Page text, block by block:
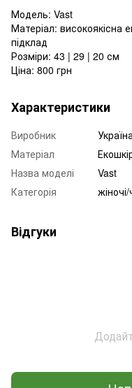
Модель: Vast
Матеріал: високоякісна
підклад
Розміри: 43 | 29 | 20 см
Ціна: 800 грн
Характеристики
Виробник
Україна
Матеріал
Назва моделі
Vast
Категорія
жіночі/
Відгуки